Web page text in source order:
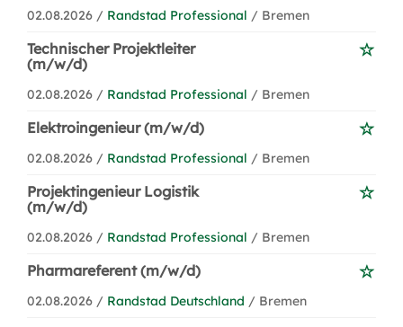
02.08.2026 / Randstad Professional / Bremen
Technischer Projektleiter
(m/w/d)
02.08.2026 / Randstad Professional / Bremen
Elektroingenieur (m/w/d)
02.08.2026 / Randstad Professional / Bremen
Projektingenieur Logistik
(m/w/d)
02.08.2026 / Randstad Professional / Bremen
Pharmareferent (m/w/d)
02.08.2026 / Randstad Deutschland / Bremen